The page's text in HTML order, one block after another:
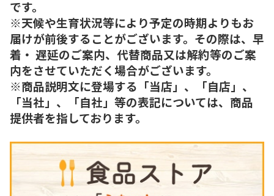
です。
※天候や生育状況等により予定の時期よりもお
届けが前後することがございます。その際は、早
着・ 遅延のご案内、代替商品又は解約等のご案
内をさせていただく場合がございます。
※商品説明文に登場する「当店」、「自店」、
「当社」、「自社」等の表記については、商品
提供者を指しております。